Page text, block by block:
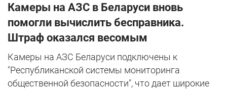
Камеры на АЗС в Беларуси вновь
помогли вычислить бесправника.
Штраф оказался весомым
Камеры на АЗС Беларуси подключены к
"Республиканской системы мониторинга
общественной безопасности", что дает широкие